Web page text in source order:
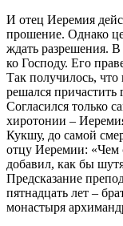
И отец Иеремия
прошение. Однако
ждать разрешения.
ко Господу. Его
Так получилось,
решался причастить
Согласился только
хиротонии –
Кукшу, до самой
отцу Иеремии: «Чем
добавил, как бы
Предсказание
пятнадцать лет –
монастыря